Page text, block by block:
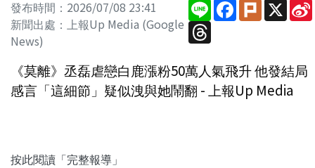
發布時間：2026/07/08 23:41
新聞出處：上報Up Media (Google
News)
Line Facebook
PlurkX
Threads
《莫離》丞磊虐戀白鹿漲粉50萬人氣飛升 他發結局
感言「這細節」疑似洩與她鬧翻 - 上報Up Media
按此閱讀「完整報導」